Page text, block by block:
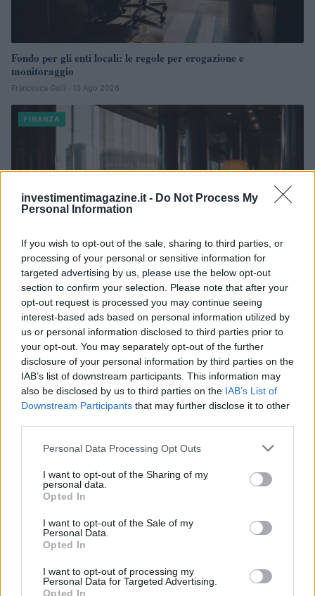
investimentimagazine.it - Do Not Process My
Personal Information
If you wish to opt-out of the sale, sharing to third parties, or
processing of your personal or sensitive information for
targeted advertising by us, please use the below opt-out
section to confirm your selection. Please note that after your
opt-out request is processed you may continue seeing
interest-based ads based on personal information utilized by
us or personal information disclosed to third parties prior to
your opt-out. You may separately opt-out of the further
disclosure of your personal information by third parties on the
IAB’s list of downstream participants. This information may
also be disclosed by us to third parties on the IAB’s List of
Downstream Participants that may further disclose it to other
Please note that this website/app uses one or more Google
not limited to your visit or usage behaviour. You may click to
grant or deny consent to Google and its third-party tags to
use your data for below specified purposes in below Google
consent section.
Personal Data Processing Opt Outs
I want to opt-out of the Sharing of my
personal data.
Opted In
I want to opt-out of the Sale of my
Personal Data.
Opted In
I want to opt-out of processing my
Personal Data for Targeted Advertising.
Opted In
Fondo per gli enti locali: le regole per erogazione e
monitoraggio
Francesca Galli · 10 Ago 2026
FINANZA
Investment scam: come funzionano e perché colpiscono sempre
più persone
Francesca Galli · 10 Ago 2026
FINANZA
Come costruire un portafoglio obbligazionario resistente alla
volatilità